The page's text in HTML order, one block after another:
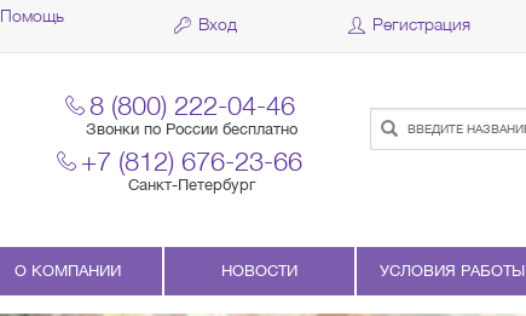
Помощь Вход Регистрация
8 (800) 222-04-46
Звонки по России бесплатно
+7 (812) 676-23-66
Санкт-Петербург
О КОМПАНИИ НОВОСТИ УСЛОВИЯ РАБОТЫ